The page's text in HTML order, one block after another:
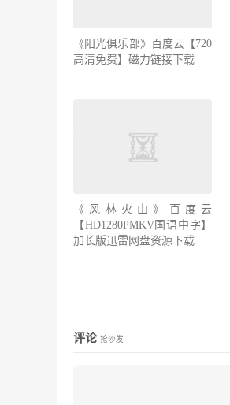
《阳光俱乐部》百度云【720
高清免费】磁力链接下载
《风林火山》百度云
【HD1280PMKV国语中字】
加长版迅雷网盘资源下载
评论 抢沙发